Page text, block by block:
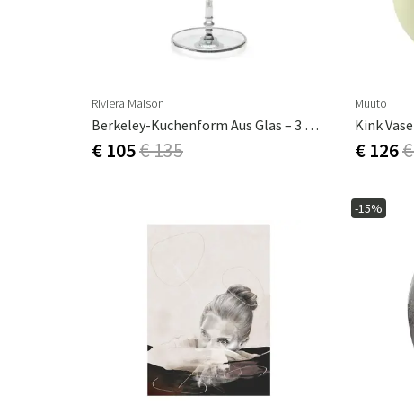
Riviera Maison
Berkeley-Kuchenform Aus Glas – 3 Etagen
€ 105€ 135
Muuto
Kink
€ 126
-15%